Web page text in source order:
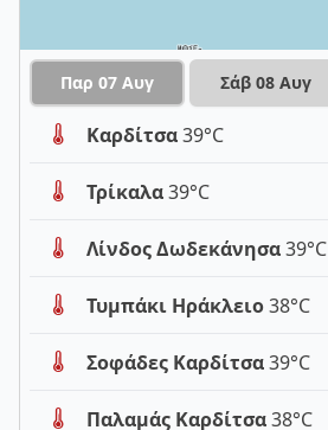
Παρ 07 Αυγ Σάβ 08 Αυγ
Καρδίτσα39°C
Τρίκαλα39°C
Λίνδος Δωδεκάνησα39°C
Τυμπάκι Ηράκλειο38°C
Σοφάδες Καρδίτσα39°C
Παλαμάς Καρδίτσα38°C